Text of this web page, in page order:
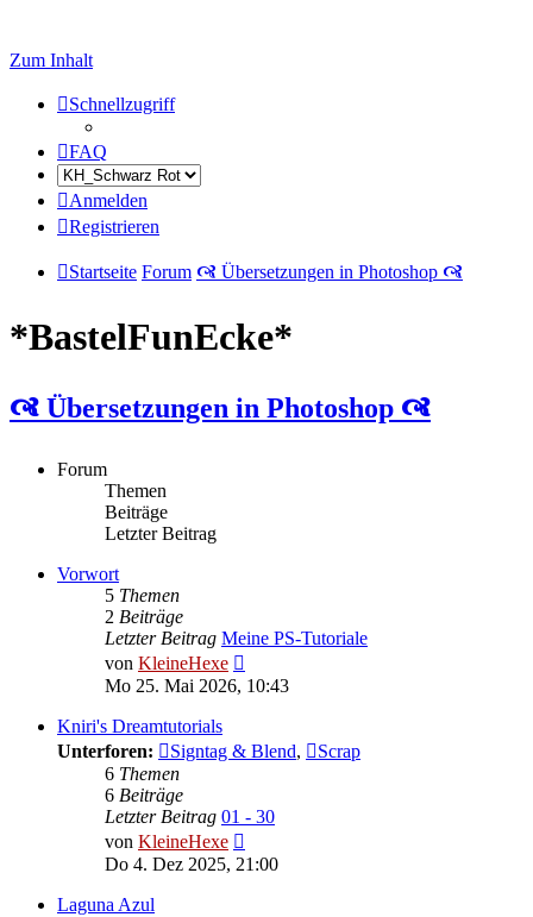
Zum Inhalt
Schnellzugriff
FAQ
Anmelden
Registrieren
Startseite Forum 🙧 Übersetzungen in Photoshop 🙧
*BastelFunEcke*
🙧 Übersetzungen in Photoshop 🙧
Forum
Themen
Beiträge
Letzter Beitrag
Vorwort
5 Themen
2 Beiträge
Letzter Beitrag Meine PS-Tutoriale
von KleineHexe
Beitrag
Mo 25. Mai 2026, 10:43
Kniri's Dreamtutorials
Unterforen:
Signtag & Blend,
Scrap
6 Themen
6 Beiträge
Letzter Beitrag 01 - 30
von KleineHexe
Beitrag
Do 4. Dez 2025, 21:00
Laguna Azul